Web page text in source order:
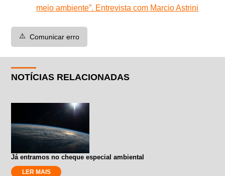
meio ambiente”. Entrevista com Marcio Astrini
⚠️ Comunicar erro
NOTÍCIAS RELACIONADAS
Já entramos no cheque especial ambiental
LER MAIS